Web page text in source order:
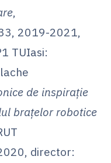
,
2019-2021,
TUIasi:
de inspirație
brațelor robotice
director: